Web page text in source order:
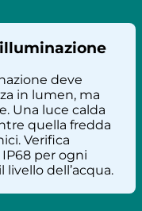
deve
in lumen, ma
Una luce calda
quella fredda
Verifica
per ogni
dell’acqua.